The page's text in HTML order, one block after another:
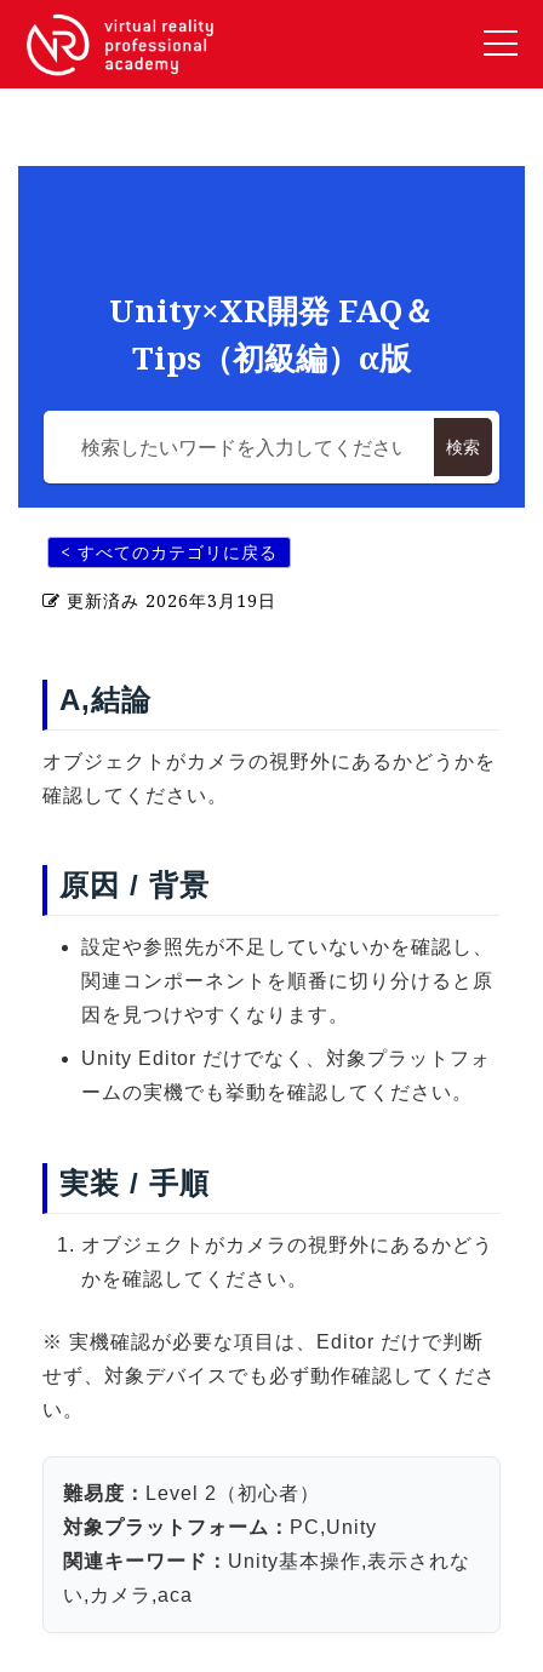
VRアカデミーとは
【2026年10月】ARエキスパートコース
【2026年10月】VRエキスパートコース
《SDGs》
U-15メタバースプログラミング講座
受講生紹介
イベント
企業向け
《3DGS》
3DGSスキャンサービス
3DGS受託開発
3D Gaussian Splatting アプリ開発研修
受託開発
《最新プロダクト》
超体験★販促システム『XR Showcase Hub』2025年4月発売
3D空間キャプチャーアプリ『Qoocan』
>XR Museum『Artlogue』開発中
《企業研修》
Unity研修
Apple Vision Pro アプリ開発研修
Unity×XR開発 FAQ＆
Tips（初級編）α版
検索
< すべてのカテゴリに戻る
更新済み 2026年3月19日
A,結論
オブジェクトがカメラの視野外にあるかどうかを
確認してください。
原因 / 背景
設定や参照先が不足していないかを確認し、
関連コンポーネントを順番に切り分けると原
因を見つけやすくなります。
Unity Editor だけでなく、対象プラットフォ
ームの実機でも挙動を確認してください。
実装 / 手順
オブジェクトがカメラの視野外にあるかどう
かを確認してください。
※ 実機確認が必要な項目は、Editor だけで判断
せず、対象デバイスでも必ず動作確認してくださ
い。
難易度： Level 2（初心者）
対象プラットフォーム： PC,Unity
関連キーワード： Unity基本操作,表示されな
い,カメラ,aca